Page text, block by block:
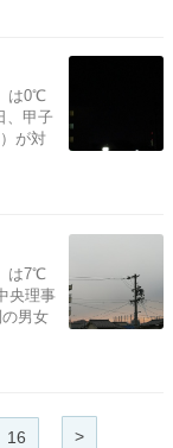
は0℃
、甲子
が対
は7℃
央理事
男女
16 >